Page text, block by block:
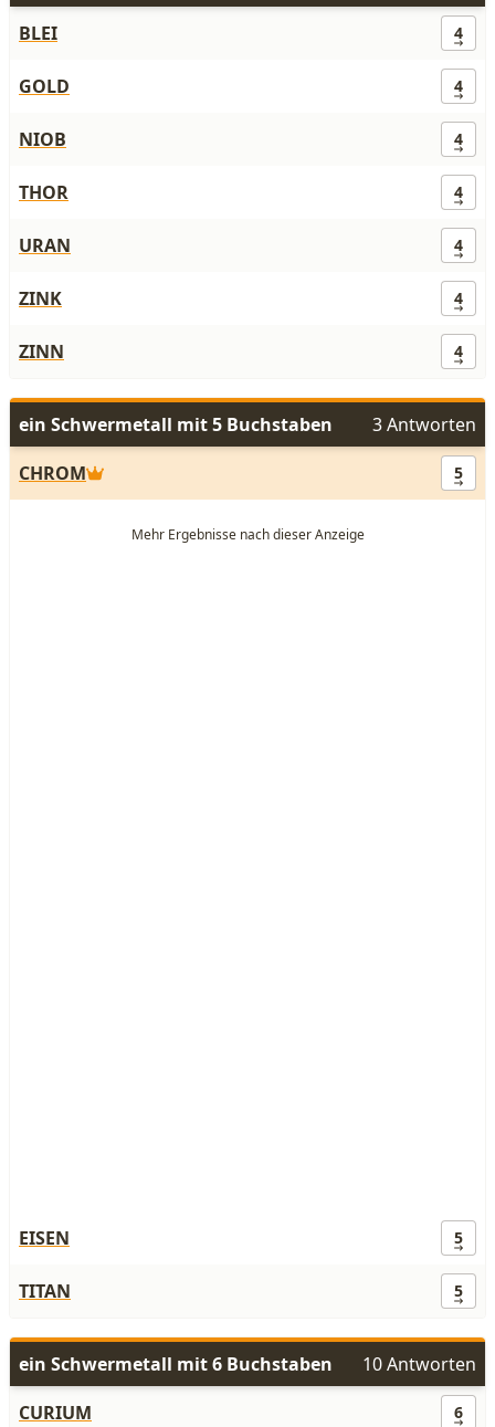
BLEI
4
GOLD 4
NIOB 4
THOR 4
URAN 4
ZINK 4
ZINN 4
ein Schwermetall mit 5 Buchstaben
3 Antworten
CHROM
5
EISEN 5
TITAN 5
ein Schwermetall mit 6 Buchstaben
10 Antworten
CURIUM
6